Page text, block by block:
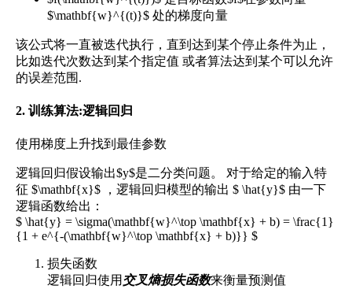
$\mathbf{w}^{(t)}$ 处的梯度向量
该公式将一直被迭代执行，直到达到某个停止条件为止，
比如迭代次数达到某个指定值 或者算法达到某个可以允许
的误差范围.
2. 训练算法:逻辑回归
使用梯度上升找到最佳参数
逻辑回归假设输出$y$是二分类问题。 对于给定的输入特
征 $\mathbf{x}$ ，逻辑回归模型的输出 $ \hat{y}$ 由一下
逻辑函数给出：
$ \hat{y} = \sigma(\mathbf{w}^\top \mathbf{x} + b) = \frac{1}
{1 + e^{-(\mathbf{w}^\top \mathbf{x} + b)}} $
损失函数
逻辑回归使用 交叉熵损失函数来衡量预测值